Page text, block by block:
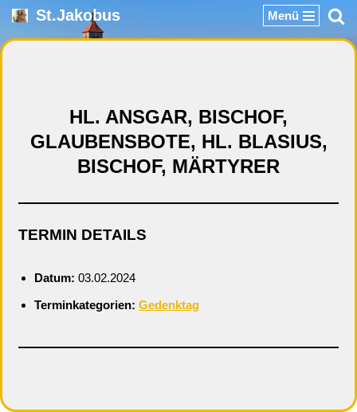
Zum
St.Jakobus Menü
HL. ANSGAR, BISCHOF,
GLAUBENSBOTE, HL. BLASIUS,
BISCHOF, MÄRTYRER
TERMIN DETAILS
Datum: 03.02.2024
Terminkategorien: Gedenktag